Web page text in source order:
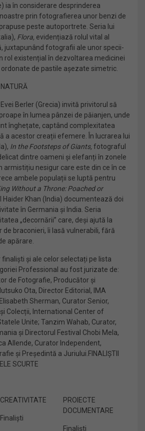
ia în considerare desprinderea
prin fotografierea unor benzi de
peste autoportrete. Seria lui
Flora, evidențiază rolul vital al
juxtapunând fotografii ale unor specii-
rol existențial în dezvoltarea medicinei
de pastile așezate simetric.
Berler (Grecia) invită privitorul să
în lumea pânzei de păianjen, unde
înghețate, captând complexitatea
a acestor creații efemere. În lucrarea lui
In the Footsteps of Giants, fotograful
dintre oameni și elefanți în zonele
armistițiu nesigur care este din ce în ce
ambele populații se luptă pentru
Without a Throne: Poached or
Khan (India) documentează doi
în Germania și India. Seria
„decornării” care, deși ajută la
braconieri, îi lasă vulnerabili, fără
apărare.
finaliști și ale celor selectați pe lista
Professional au fost jurizate de:
de Fotografie, Producător și
Ota, Director Editorial, IMA
Sherman, Curator Senior,
Colecții, International Center of
Unite; Tanzim Wahab, Curator,
și Directorul Festival Chobi Mela,
Allende, Curator Independent,
și Președintă a Juriului.FINALIȘTII
SCURTE
CREATIVITATE
Finaliști
PROIECTE
DOCUMENTARE
Finaliști